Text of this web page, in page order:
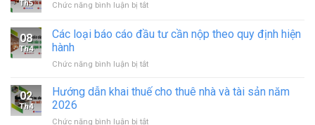
ký
động
in
nhất
nhập
nghiệp
định
nhất
Th5 Chức năng bình luận bị tắtở
kiện
và
tục
tư
08
Th4
Các loại báo cáo đầu tư cần nộp theo quy định hiện
hành
Chức năng bình luận bị tắtở
loại
báo
02
Th4
Hướng dẫn khai thuế cho thuê nhà và tài sản năm
2026
Chức năng bình luận bị tắtở